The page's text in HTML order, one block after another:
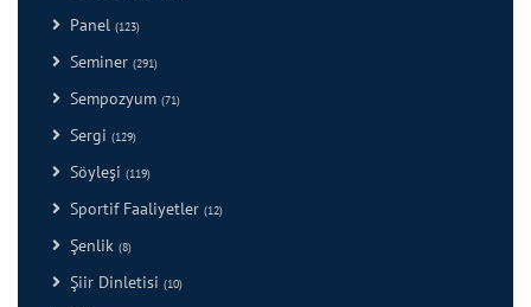
Panel (123)
Seminer (291)
Sempozyum (71)
Sergi (129)
Söyleşi (119)
Sportif Faaliyetler (12)
Şenlik (8)
Şiir Dinletisi (10)